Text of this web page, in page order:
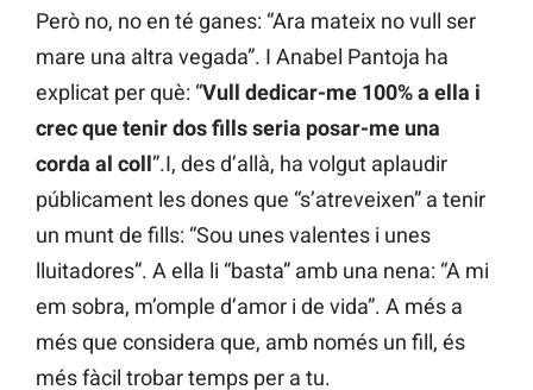
Però no, no en té ganes: “Ara mateix no vull ser
mare una altra vegada”. I Anabel Pantoja ha
explicat per què: “Vull dedicar-me 100% a ella i
crec que tenir dos fills seria posar-me una
corda al coll”.I, des d’allà, ha volgut aplaudir
públicament les dones que “s’atreveixen” a tenir
un munt de fills: “Sou unes valentes i unes
lluitadores”. A ella li “basta” amb una nena: “A mi
em sobra, m’omple d’amor i de vida”. A més a
més que considera que, amb només un fill, és
més fàcil trobar temps per a tu.